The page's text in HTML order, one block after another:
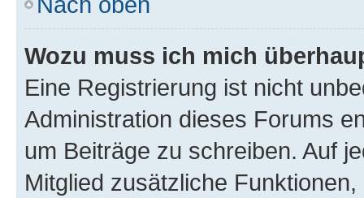
Wozu muss ich mich
Eine Registrierung ist nicht
Administration dieses Forums
um Beiträge zu schreiben. Auf
Mitglied zusätzliche